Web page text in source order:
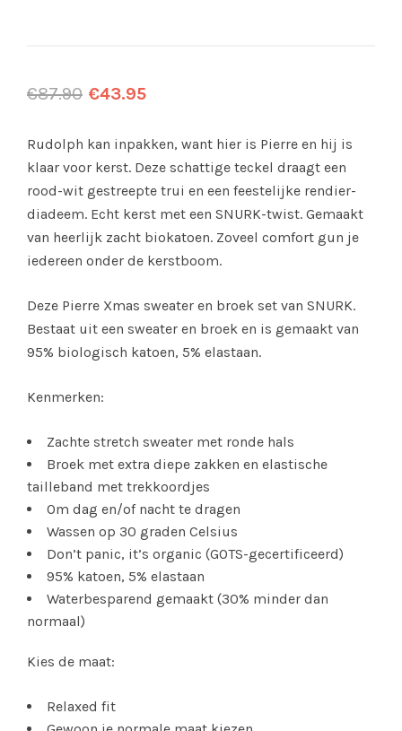
€87.90 €43.95
Rudolph kan inpakken, want hier is Pierre en hij is
klaar voor kerst. Deze schattige teckel draagt een
rood-wit gestreepte trui en een feestelijke rendier-
diadeem. Echt kerst met een SNURK-twist. Gemaakt
van heerlijk zacht biokatoen. Zoveel comfort gun je
iedereen onder de kerstboom.
Deze Pierre Xmas sweater en broek set van SNURK.
Bestaat uit een sweater en broek en is gemaakt van
95% biologisch katoen, 5% elastaan.
Kenmerken:
Zachte stretch sweater met ronde hals
Broek met extra diepe zakken en elastische
tailleband met trekkoordjes
Om dag en/of nacht te dragen
Wassen op 30 graden Celsius
Don’t panic, it’s organic (GOTS-gecertificeerd)
95% katoen, 5% elastaan
Waterbesparend gemaakt (30% minder dan
normaal)
Kies de maat:
Relaxed fit